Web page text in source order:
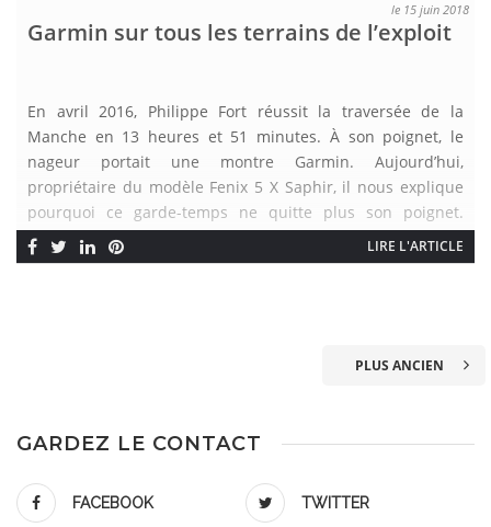
le 15 juin 2018
Garmin sur tous les terrains de l’exploit
En avril 2016, Philippe Fort réussit la traversée de la
Manche en 13 heures et 51 minutes. À son poignet, le
nageur portait une montre Garmin. Aujourd’hui,
propriétaire du modèle Fenix 5 X Saphir, il nous explique
pourquoi ce garde-temps ne quitte plus son poignet.
Entretien. Pouvez-vous nous résumer votre parcours ?
Après plus de 20 […]
LIRE L'ARTICLE
PLUS ANCIEN
GARDEZ LE CONTACT
FACEBOOK TWITTER